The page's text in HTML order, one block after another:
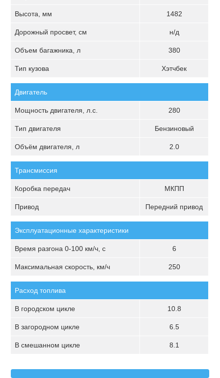
Высота, мм 1482
Дорожный просвет, см н/д
Объем багажника, л 380
Тип кузова Хэтчбек
Двигатель
Мощность двигателя, л.с. 280
Тип двигателя Бензиновый
Объём двигателя, л 2.0
Трансмиссия
Коробка передач МКПП
Привод Передний привод
Эксплуатационные характеристики
Время разгона 0-100 км/ч, с 6
Максимальная скорость, км/ч 250
Расход топлива
В городском цикле 10.8
В загородном цикле 6.5
В смешанном цикле 8.1